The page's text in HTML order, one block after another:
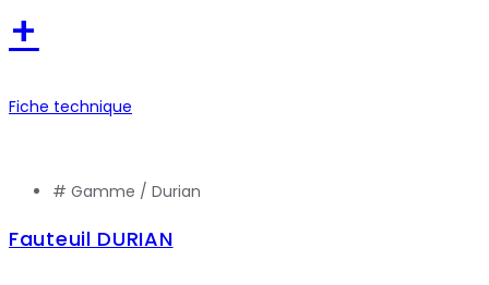
+
Fiche technique
# Gamme / Durian
Fauteuil DURIAN